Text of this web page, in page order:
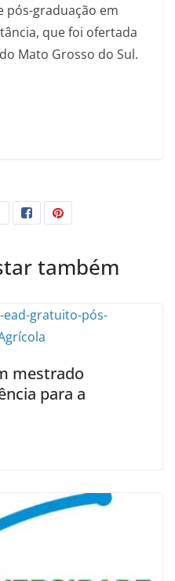
pós-graduação em
que foi ofertada
Mato Grosso do Sul.
também
mestrado
para a